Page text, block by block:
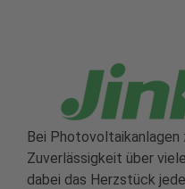
Bei Photovoltaikanlagen
Zuverlässigkeit über
dabei das Herzstück